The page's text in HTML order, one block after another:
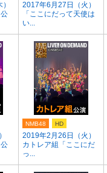
2017年6月27日（火）
「ここにだって天使は
い...
2019年2月26日（火）
カトレア組「ここにだ
っ...
NMB48 HD